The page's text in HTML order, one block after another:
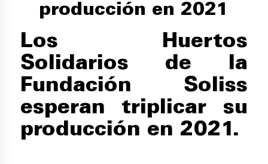
producción en 2021
Los Huertos
Solidarios de la
Fundación Soliss
esperan triplicar su
producción en 2021.